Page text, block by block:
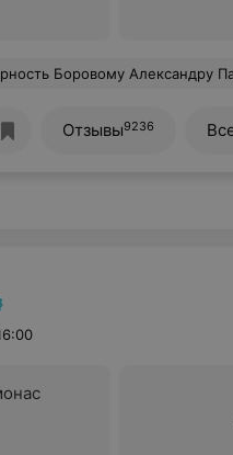
Моя мама делала у этого специалиста ФГДС, очень приятные впечатления. Сама
Отзывы9236